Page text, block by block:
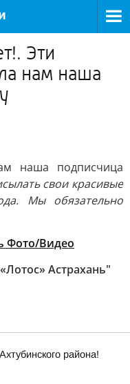
Эти
нам наша
наша подписчица
свои красивые
Мы обязательно
Фото/Видео
Астрахань"
района!